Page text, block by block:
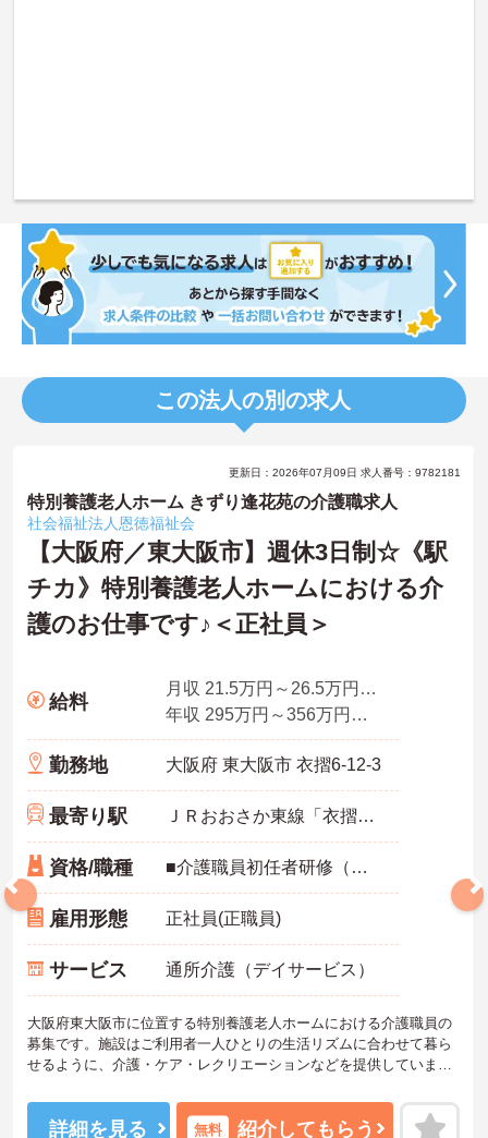
この法人の別の求人
更新日：2026年07月09日 求人番号：9782181
特別養護老人ホーム きずり逢花苑の介護職求人
社会福祉法人恩徳福祉会
【大阪府／東大阪市】週休3日制☆《駅
チカ》特別養護老人ホームにおける介
護のお仕事です♪＜正社員＞
給料
月収 21.5万円～26.5万円程度 ※諸手当込み＜夜勤4回想定＞
年収 295万円～356万円程度 ※別途処遇改善の一時金あり
勤務地 大阪府 東大阪市 衣摺6-12-3
最寄り駅 ＪＲおおさか東線「衣摺加美北駅」徒歩1分
資格/職種 ■介護職員初任者研修（ヘルパー2級）以上、介護福祉士 いずれか
雇用形態 正社員(正職員)
サービス 通所介護（デイサービス）
大阪府東大阪市に位置する特別養護老人ホームにおける介護職員の
募集です。施設はご利用者一人ひとりの生活リズムに合わせて暮ら
せるように、介護・ケア・レクリエーションなどを提供していま
週休3日制なので、プライベートとのメリハリのある働き方が可能で
詳細を見る 無料 紹介してもらう